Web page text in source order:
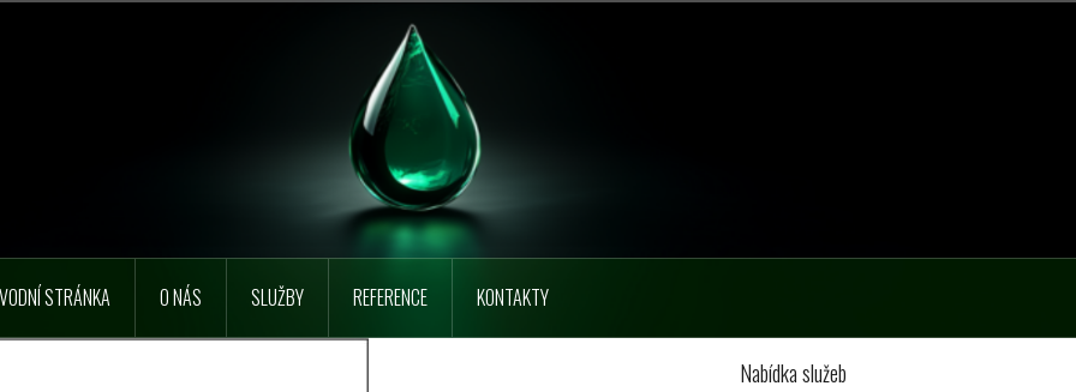
STRÁNKA O NÁS SLUŽBY REFERENCE KONTAKTY
Nabídka služeb